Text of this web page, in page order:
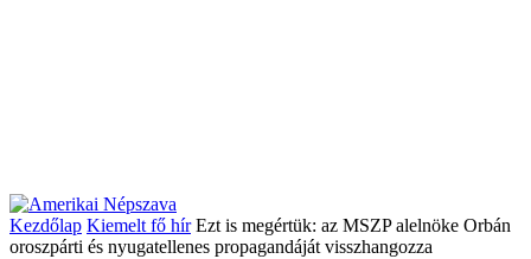
Kezdőlap Kiemelt fő hír Ezt is megértük: az MSZP alelnöke Orbán
oroszpárti és nyugatellenes propagandáját visszhangozza